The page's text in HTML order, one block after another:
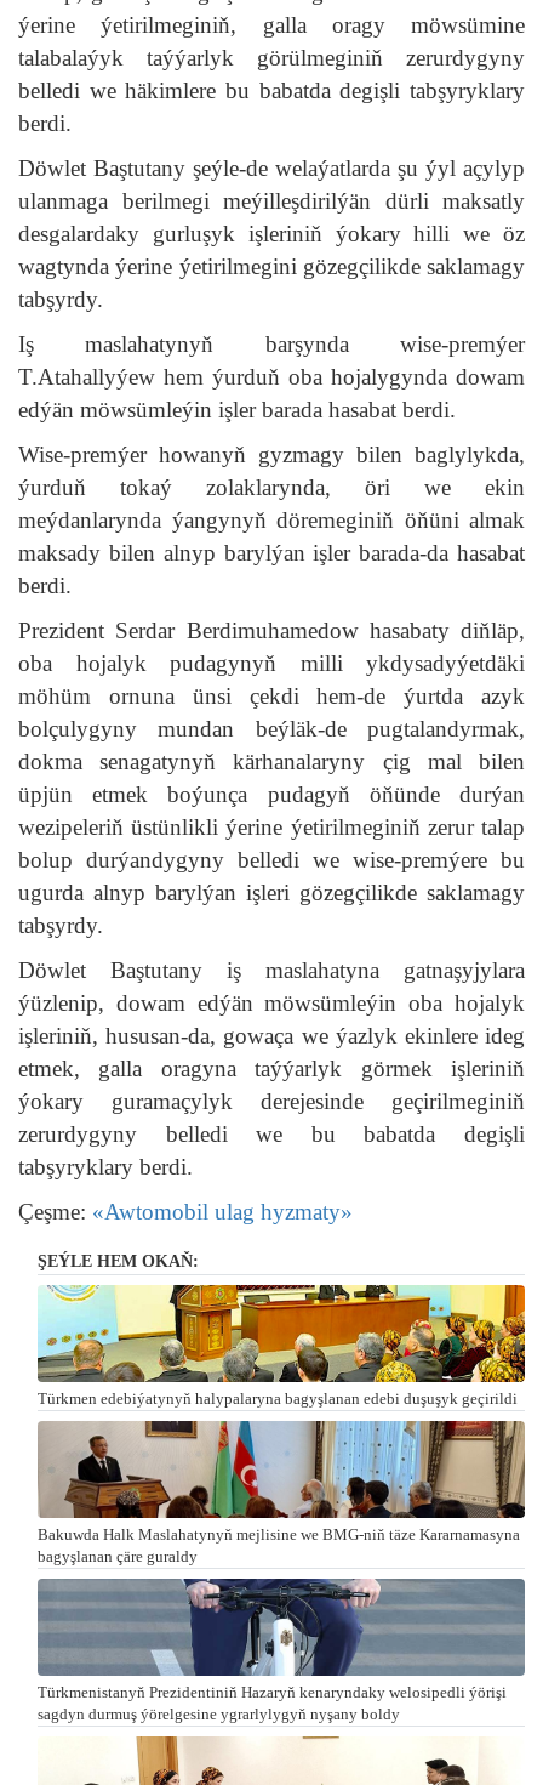
ýerine ýetirilmeginiň, galla oragy möwsümine
talabalaýyk taýýarlyk görülmeginiň zerurdygyny
belledi we häkimlere bu babatda degişli tabşyryklary
berdi.
Döwlet Baştutany şeýle-de welaýatlarda şu ýyl açylyp
ulanmaga berilmegi meýilleşdirilýän dürli maksatly
desgalardaky gurluşyk işleriniň ýokary hilli we öz
wagtynda ýerine ýetirilmegini gözegçilikde saklamagy
tabşyrdy.
Iş maslahatynyň barşynda wise-premýer
T.Atahallyýew hem ýurduň oba hojalygynda dowam
edýän möwsümleýin işler barada hasabat berdi.
Wise-premýer howanyň gyzmagy bilen baglylykda,
ýurduň tokaý zolaklarynda, öri we ekin
meýdanlarynda ýangynyň döremeginiň öňüni almak
maksady bilen alnyp barylýan işler barada-da hasabat
berdi.
Prezident Serdar Berdimuhamedow hasabaty diňläp,
oba hojalyk pudagynyň milli ykdysadyýetdäki
möhüm ornuna ünsi çekdi hem-de ýurtda azyk
bolçulygyny mundan beýläk-de pugtalandyrmak,
dokma senagatynyň kärhanalaryny çig mal bilen
üpjün etmek boýunça pudagyň öňünde durýan
wezipeleriň üstünlikli ýerine ýetirilmeginiň zerur talap
bolup durýandygyny belledi we wise-premýere bu
ugurda alnyp barylýan işleri gözegçilikde saklamagy
tabşyrdy.
Döwlet Baştutany iş maslahatyna gatnaşyjylara
ýüzlenip, dowam edýän möwsümleýin oba hojalyk
işleriniň, hususan-da, gowaça we ýazlyk ekinlere ideg
etmek, galla oragyna taýýarlyk görmek işleriniň
ýokary guramaçylyk derejesinde geçirilmeginiň
zerurdygyny belledi we bu babatda degişli
tabşyryklary berdi.
Çeşme: «Awtomobil ulag hyzmaty»
ŞEÝLE HEM OKAŇ:
Türkmen edebiýatynyň halypalaryna bagyşlanan edebi duşuşyk geçirildi
Bakuwda Halk Maslahatynyň mejlisine we BMG-niň täze Kararnamasyna
bagyşlanan çäre guraldy
Türkmenistanyň Prezidentiniň Hazaryň kenaryndaky welosipedli ýörişi
sagdyn durmuş ýörelgesine ygrarlylygyň nyşany boldy